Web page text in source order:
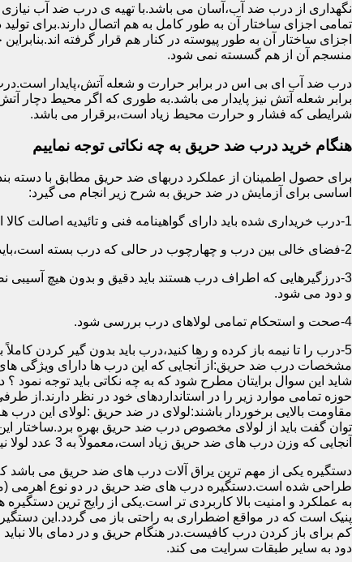
نگهداری از درب ضد آب،آسان می باشد.با تهیه ی درب ضد آب
تمامی اجزای ساختار آن به طور کامل به هم اتصال دارند.برای
اجزای ساختار آن به طور پیوسته در کنار هم قرار گرفته
منسجم آن از هم گسسته نمی شود.
درب ضد آب ای بی اس در برابر حرارت و شعله آتش،پایدار
برابر شعله آتش نیز پایدار می باشد.به طوری که اگر محیط
شرایطی که فشار و حرارت محیط زیاد است،برقرار می باشد.
هنگام خرید درب ضد حریق به چه نکاتی توجه نماییم
اساسی برای آزمایش در ضد حریق به شرح زیر انجام می گیرد:
1-درب خریداری شده باید دارای گواهینامه فنی و تائیدیه اصالت کالا از سازمان آتش نشانی باشد.
2-فضای خالی بین درب و چهارچوب در حالی که درب بسته است،باید 4 میلیمتر از قسمت بالا و اطراف باشد.این فاصله در پایین درب می تواند تا 8 میلیمتر باشد.به عبارتی نور نباید از پایین درب درز نماید.
3-درزگیرهایی که اطراف درب هستند باید دقیق و بدون هیچ
و دود می شود.
4-صحت و استحکام تمامی لولاهای درب بررسی شود.
5-درب را تا نیمه باز کرده و رها کنید،درب باید بدون گیر کردن کاملاً بسته شود.
مشخصات درب ضد حریق:از آنجایی که این درب ها دارای ویژگی
شاید این سوال برایتان مطرح شود که به چه نکاتی باید توجه نمود
حوزه تمامی موارد زیر را در استانداردهای خود در نظر دارند.از
توان گفت باید از لولای مخصوص درب ضد حریق بهره برد.ساختار
آنجایی که وزن درب های ضد حریق زیاد است،معمولاً به 3 عدد لولا نیاز دارند.در حالیکه درب های معمولی با وزن پایین دارای 2 عدد لولا هستند.
دستگیره یکی از مهم ترین یراق آلات درب های ضد حریق می باشد
طراحی شده است.دستگیره درب های ضد حریق در دو نوع اهرمی
به عملکرد و امنیت بالا کاربردی تر است.یکی از رایج ترین
پنیک است که در مواقع اضطراری به راحتی باز می گردد.این
کم برای باز کردن درب کافیست.در هنگام حریق و در دمای بالا نباید
دود به سایر طبقات سرایت می کند.